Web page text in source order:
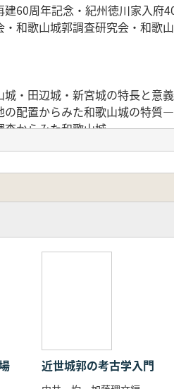
建60周年記念・紀州徳川家入府
・和歌山城郭調査研究会・和歌
・田辺城・新宮城の特長と意義
配置からみた和歌山城の特質
からみた和歌山城
近世城郭の考古学入門